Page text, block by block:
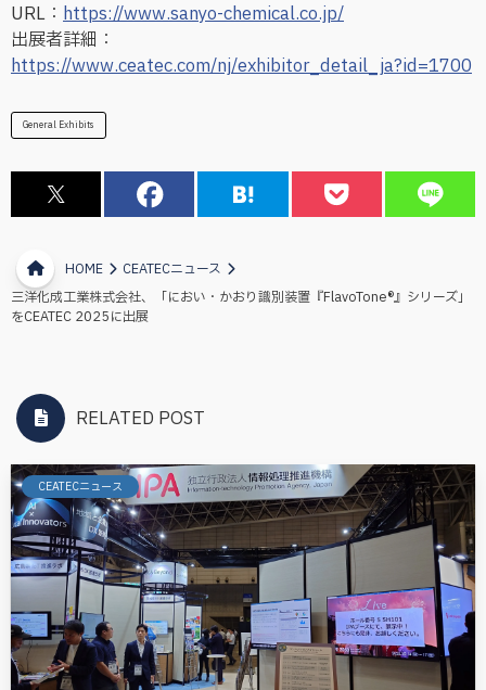
URL： https://www.sanyo-chemical.co.jp/
出展者詳細：
https://www.ceatec.com/nj/exhibitor_detail_ja?id=1700
General Exhibits
HOME
CEATECニュース
三洋化成工業株式会社、「におい・かおり識別装置『FlavoTone®』シリーズ」
をCEATEC 2025に出展
RELATED POST
CEATECニュース